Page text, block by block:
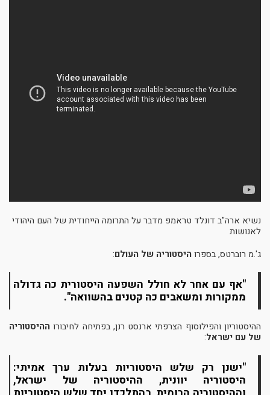
נשיא ארה"ב דונלד טראמפ מדבר על התרומה הייחודית של העם היהודי
לאנושות
ג'.מ רוברטס, בספרוהיסטוריה של העולם:
"אף עם אחר לא חולל השפעה היסטורית כה גדולה
ממקורות ומשאבים כה קטנים בהשוואה".
ההיסטוריון והפילוסוף הצרפתי ארנסט רנן, בפתיחה לחיבורו ההיסטוריה
של עם ישראל:
"ישנן רק שלש היסטוריות בעלות ערך אמיתי:
היסטוריה יוונית, ההיסטוריה של ישראל,